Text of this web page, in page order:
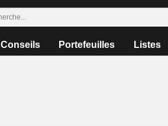
Conseils Portefeuilles Listes